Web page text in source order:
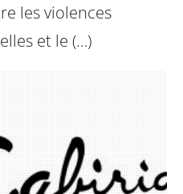
les violences
et le (…)